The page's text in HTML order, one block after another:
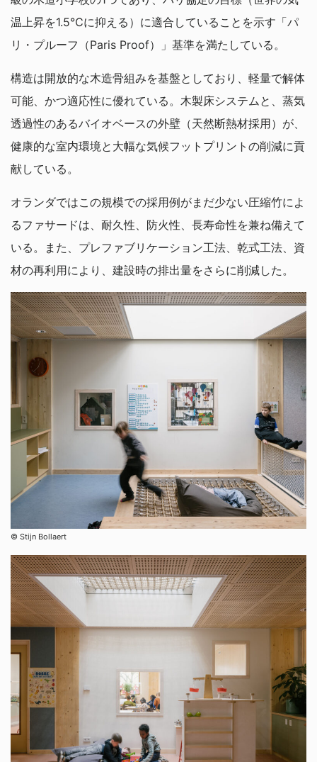
温上昇を1.5℃に抑える）に適合していることを示す「パ
リ・プルーフ（Paris Proof）」基準を満たしている。
構造は開放的な木造骨組みを基盤としており、軽量で解体
可能、かつ適応性に優れている。木製床システムと、蒸気
透過性のあるバイオベースの外壁（天然断熱材採用）が、
健康的な室内環境と大幅な気候フットプリントの削減に貢
献している。
オランダではこの規模での採用例がまだ少ない圧縮竹によ
るファサードは、耐久性、防火性、長寿命性を兼ね備えて
いる。また、プレファブリケーション工法、乾式工法、資
材の再利用により、建設時の排出量をさらに削減した。
©︎ Stijn Bollaert